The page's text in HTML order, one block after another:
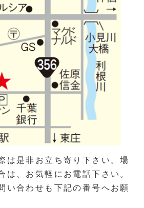
は是非お立ち寄り下さい。場
は、お気軽にお電話下さい。
い合わせも下記の番号へお願